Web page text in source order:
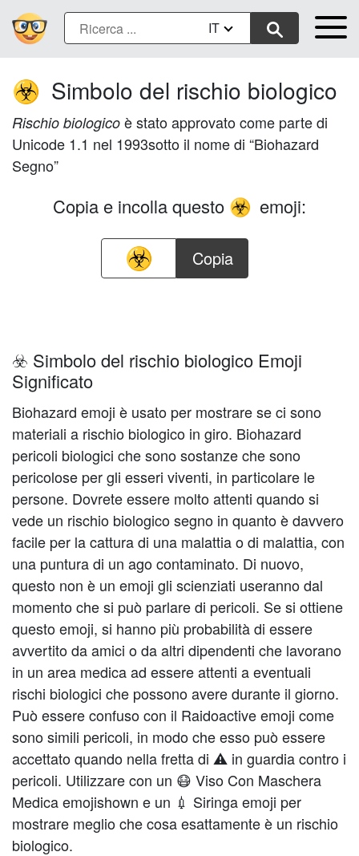
IT
☣️ Simbolo del rischio biologico
Rischio biologico è stato approvato come parte di
Unicode 1.1 nel 1993sotto il nome di “Biohazard
Segno”
Copia e incolla questo ☣️ emoji:
Copia
☣️ Simbolo del rischio biologico Emoji
Significato
Biohazard emoji è usato per mostrare se ci sono
materiali a rischio biologico in giro. Biohazard
pericoli biologici che sono sostanze che sono
pericolose per gli esseri viventi, in particolare le
persone. Dovrete essere molto attenti quando si
vede un rischio biologico segno in quanto è davvero
facile per la cattura di una malattia o di malattia, con
una puntura di un ago contaminato. Di nuovo,
questo non è un emoji gli scienziati useranno dal
momento che si può parlare di pericoli. Se si ottiene
questo emoji, si hanno più probabilità di essere
avvertito da amici o da altri dipendenti che lavorano
in un area medica ad essere attenti a eventuali
rischi biologici che possono avere durante il giorno.
Può essere confuso con il Raidoactive emoji come
sono simili pericoli, in modo che esso può essere
accettato quando nella fretta di ⚠️ in guardia contro i
pericoli. Utilizzare con un 😷 Viso Con Maschera
Medica emojishown e un 💉 Siringa emoji per
mostrare meglio che cosa esattamente è un rischio
biologico.